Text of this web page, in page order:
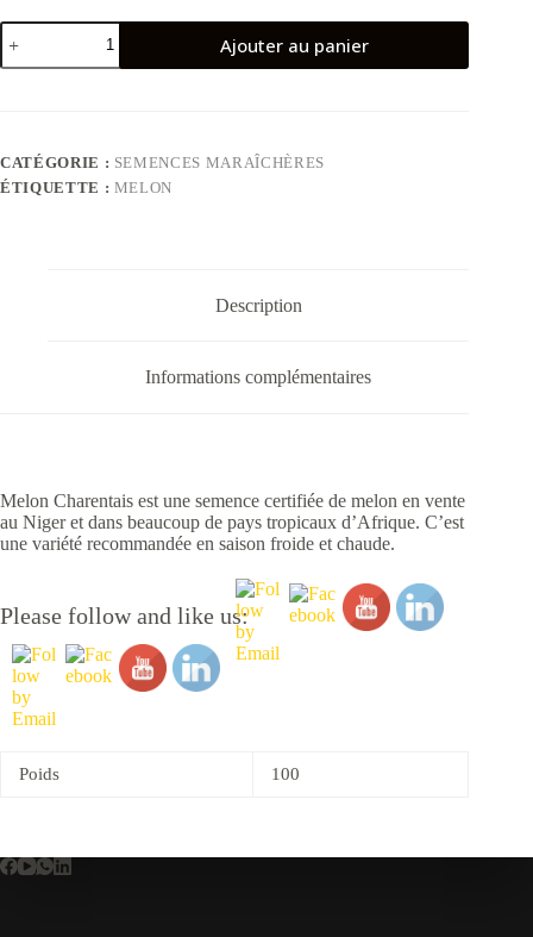
quantité
de
Melon
Ajouter au panier
CATÉGORIE : SEMENCES MARAÎCHÈRES
ÉTIQUETTE : MELON
Description
Informations complémentaires
Melon Charentais est une semence certifiée de melon en vente
au Niger et dans beaucoup de pays tropicaux d’Afrique. C’est
une variété recommandée en saison froide et chaude.
Please follow and like us:
Poids 100